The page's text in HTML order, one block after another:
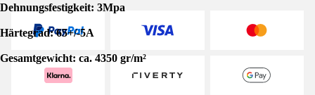
Dehnungsfestigkeit: 3Mpa
Härtegrad: 65+/-5A
Gesamtgewicht: ca. 4350 gr/m²